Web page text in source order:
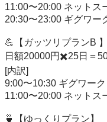
11:00〜20:00 ネットス
20:30〜23:00 ギグワー
💪【ガッツリプランB 】
日額20000円✖️25日＝
[内訳]
9:00〜10:30 ギグワーク
11:00〜20:00 ネットス
🍵【ゆっくりプラン】